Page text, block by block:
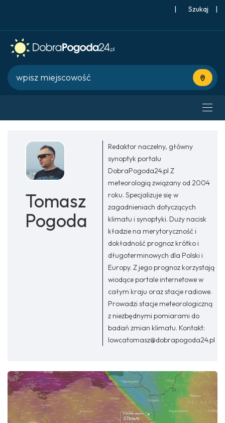
| |
Użyj
Tomasz
Pogoda
Redaktor naczelny, główny
synoptyk portalu
DobraPogoda24.pl Z
meteorologią związany od 2004
roku. Specjalizuje się w
zagadnieniach dotyczących
klimatu i synoptyki. Duży nacisk
kładzie na merytoryczność i
dokładność prognoz krótko i
długoterminowych dla Polski i
Europy. Z jego prognoz korzystają
wiodące portale internetowe w
całym kraju oraz stacje radiowe.
Prowadzi stacje meteorologiczną
z niezbędnymi pomiarami do
badań zmian klimatu. Kontakt:
lowcatomasz@dobrapogoda24.pl